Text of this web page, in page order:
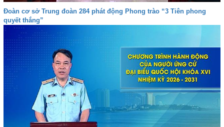
Đoàn cơ sở Trung đoàn 284 phát động Phong trào “3 Tiên phong
quyết thắng”